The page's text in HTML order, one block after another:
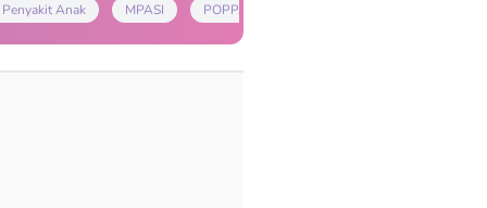
Penyakit Anak MPASI POPPAPA